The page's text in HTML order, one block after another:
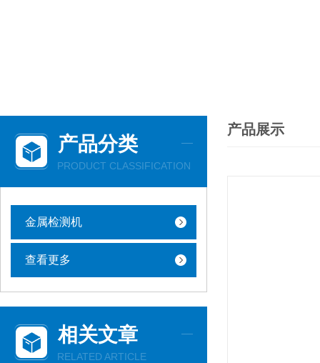
产品分类
PRODUCT CLASSIFICATION
金属检测机
查看更多
相关文章
RELATED ARTICLE
产品展示